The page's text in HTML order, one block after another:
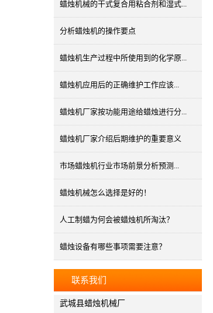
蜡烛机械的干式复合用粘合剂和湿式...
分析蜡烛机的操作要点
蜡烛机生产过程中所使用到的化学原...
蜡烛机应用后的正确维护工作应该...
蜡烛机厂家按功能用途给蜡烛进行分...
蜡烛机厂家介绍后期维护的重要意义
市场蜡烛机行业市场前景分析预测...
蜡烛机械怎么选择是好的！
人工制蜡为何会被蜡烛机所淘汰？
蜡烛设备有哪些事项需要注意？
联系我们
武城县蜡烛机械厂